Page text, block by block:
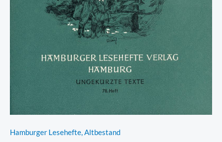
Hamburger Lesehefte, Altbestand